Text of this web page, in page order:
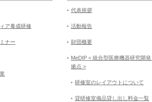
ア養成研修
ナー
代表挨拶
活動報告
財団概要
MeDIP < 統合型医療機器研究開発
拠点 >
研修室のレイアウトについて
貸研修室備品貸し出し料金一覧